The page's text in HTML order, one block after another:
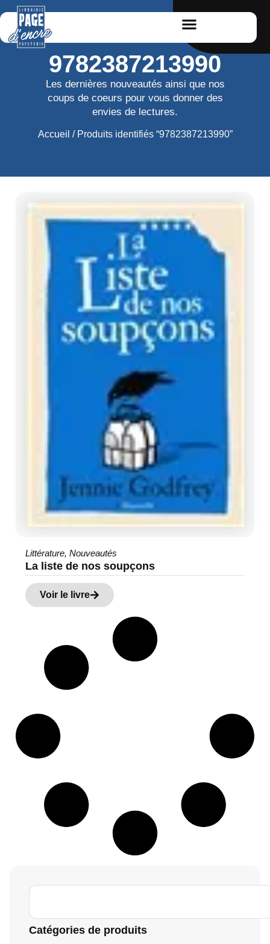
9782387213990
Les dernières nouveautés ainsi que nos
coups de coeurs pour vous donner des
envies de lectures.
Accueil / Produits identifiés “9782387213990”
Littérature, Nouveautés
La liste de nos soupçons
Voir le livre
Catégories de produits